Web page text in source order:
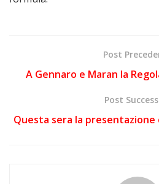
Post
A Gennaro e Maran la
Post
Questa sera la presentazione